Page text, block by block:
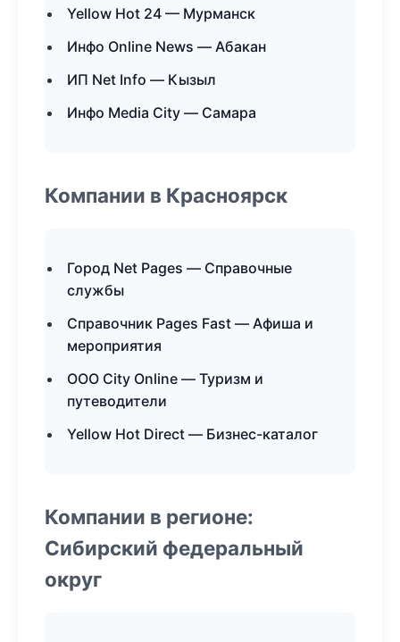
Yellow Hot 24 — Мурманск
Инфо Online News — Абакан
ИП Net Info — Кызыл
Инфо Media City — Самара
Компании в Красноярск
Город Net Pages — Справочные
службы
Справочник Pages Fast — Афиша и
мероприятия
ООО City Online — Туризм и
путеводители
Yellow Hot Direct — Бизнес-каталог
Компании в регионе:
Сибирский федеральный
округ